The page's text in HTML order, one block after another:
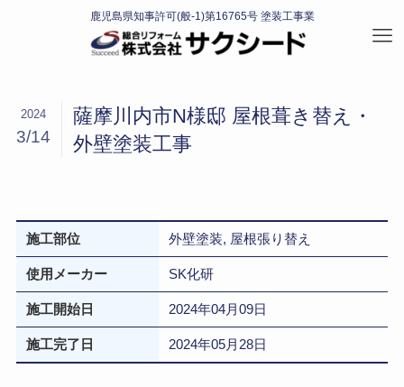
薩摩川内市N様邸 屋根葺き替え・
外壁塗装工事
2024
3/14
施工部位 外壁塗装, 屋根張り替え
使用メーカー SK化研
施工開始日 2024年04月09日
施工完了日 2024年05月28日